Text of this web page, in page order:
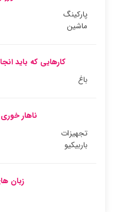
پارکینگ
ماشین
کارهایی که باید
باغ
ناهار
تجهیزات
باربیکیو
زبان